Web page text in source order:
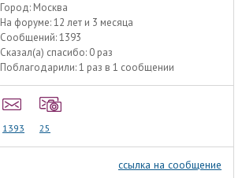
Город: Москва
На форуме:12 лет и 3 месяца
Сообщений:1393
Сказал(а) спасибо: 0 раз
Поблагодарили:1 раз в 1 сообщении
1393 25
ссылка на сообщение